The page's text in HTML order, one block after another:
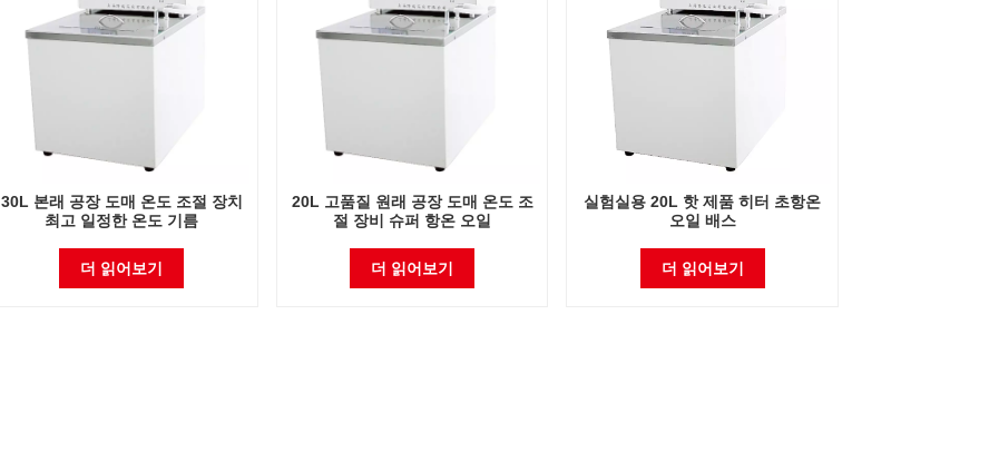
30L 본래 공장 도매 온도 조절 장치
최고 일정한 온도 기름
더 읽어보기
20L 고품질 원래 공장 도매 온도 조
절 장비 슈퍼 항온 오일
더 읽어보기
실험실용 20L 핫 제품 히터 초항온
오일 배스
더 읽어보기